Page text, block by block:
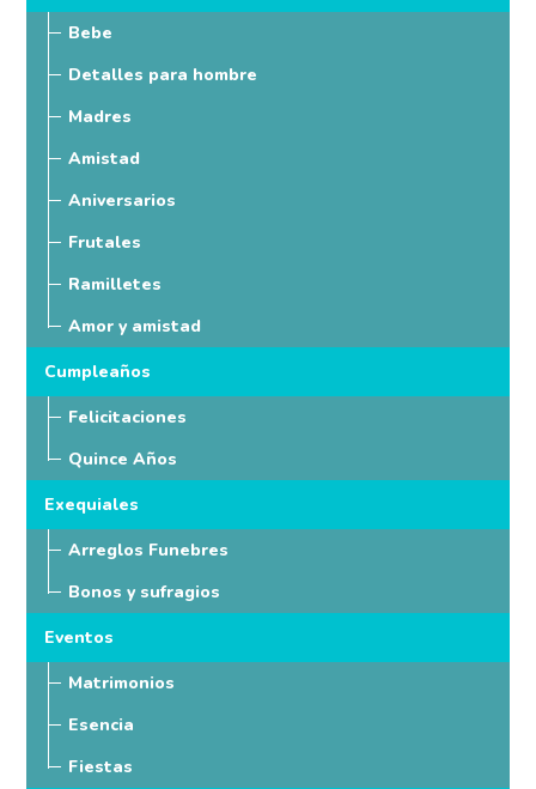
Bebe
Detalles para hombre
Madres
Amistad
Aniversarios
Frutales
Ramilletes
Amor y amistad
Cumpleaños
Felicitaciones
Quince Años
Exequiales
Arreglos Funebres
Bonos y sufragios
Eventos
Matrimonios
Esencia
Fiestas